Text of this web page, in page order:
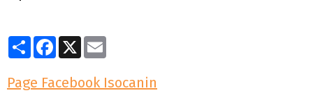
PartagerFacebook
X
Page Facebook Isocanin